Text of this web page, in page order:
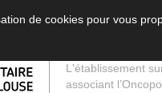
de cookies pour vous
L'établissement
associant